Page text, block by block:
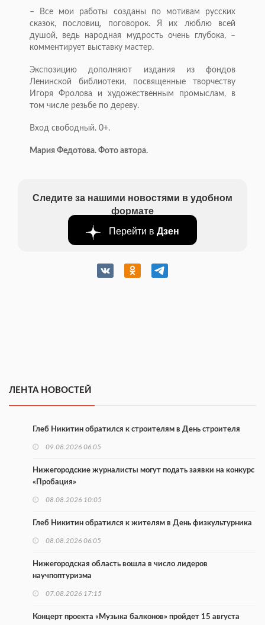
– Все мои работы созданы по мотивам русских
сказок, пословиц, поговорок. Я их люблю всей
душой, ведь народная мудрость очень глубока, –
комментирует выставку мастер.
Экспозицию дополняют издания из фондов
Ленинской библиотеки, посвященные творчеству
Игоря Фролова и художественным промыслам, в
том числе резьбе по дереву.
Вход свободный. 0+.
Мария Федотова. Фото автора.
Следите за нашими новостями в удобном
формате
Перейти в Дзен
ЛЕНТА НОВОСТЕЙ
Глеб Никитин обратился к строителям в День строителя
09.08.2026 06:05
Нижегородские журналисты могут подать заявки на конкурс
«Пробация»
08.08.2026 10:05
Глеб Никитин обратился к жителям в День физкультурника
08.08.2026 06:05
Нижегородская область вошла в число лидеров
научпоптуризма
07.08.2026 17:15
Концерт проекта «Музыка балконов» пройдет 15 августа